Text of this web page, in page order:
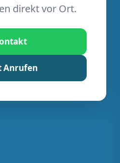
direkt vor Ort.
Anrufen